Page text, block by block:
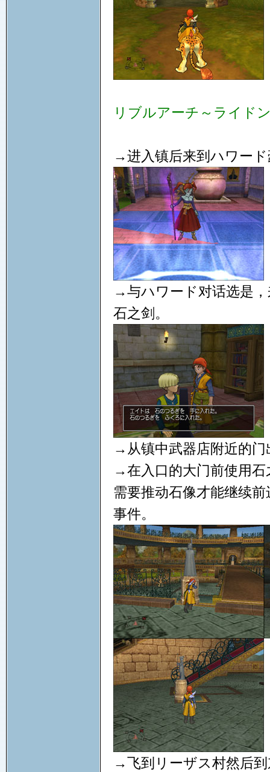
リブルアーチ～ライド
→进入镇后来到ハワー
→与ハワード对话选是
石之剑。
→从镇中武器店附近的
→在入口的大门前使用石
需要推动石像才能继续
事件。
→飞到リーザス村然后